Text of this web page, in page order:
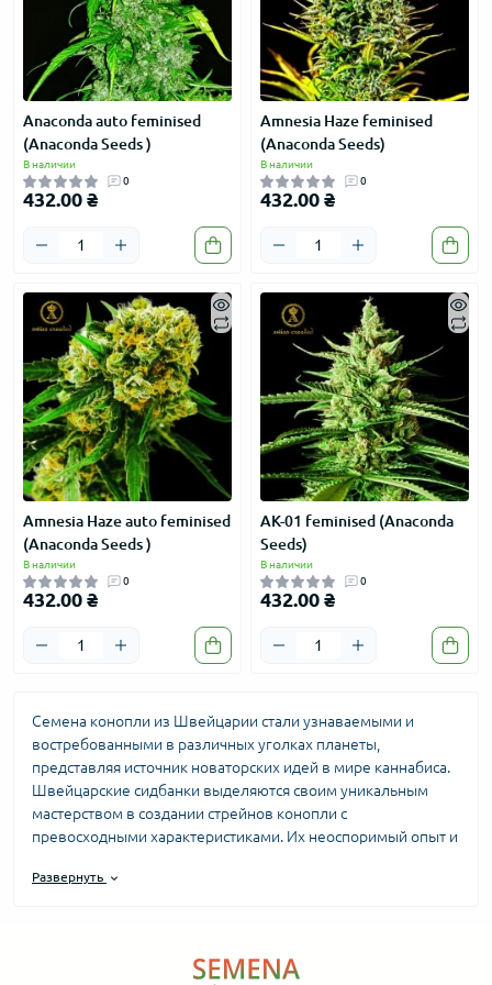
Anaconda auto feminised
(Anaconda Seeds )
В наличии
0
432.00 ₴
Amnesia Haze feminised
(Anaconda Seeds)
В наличии
0
432.00 ₴
Amnesia Haze auto feminised
(Anaconda Seeds )
В наличии
0
432.00 ₴
AK-01 feminised (Anaconda
Seeds)
В наличии
0
432.00 ₴
Семена конопли из Швейцарии стали узнаваемыми и
востребованными в различных уголках планеты,
представляя источник новаторских идей в мире каннабиса.
Швейцарские сидбанки выделяются своим уникальным
мастерством в создании стрейнов конопли с
превосходными характеристиками. Их неоспоримый опыт и
штаммы, обладающие выдающейся урожайностью,
Если Вы настроены на приобретение семян марихуаны с
Развернуть